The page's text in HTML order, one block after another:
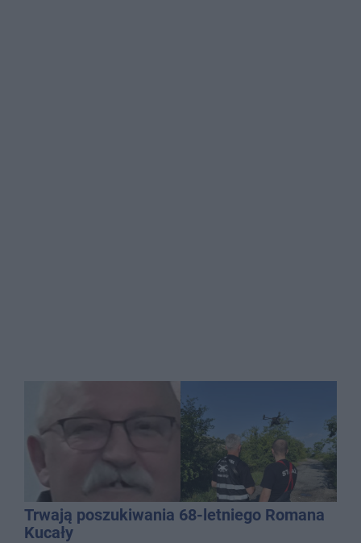
Trwają poszukiwania 68-letniego Romana
Kucały